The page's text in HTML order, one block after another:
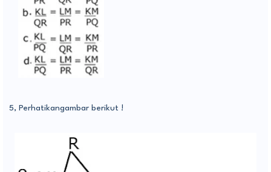
5, Perhatikangambar berikut !